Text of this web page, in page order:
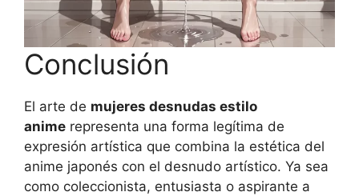
Conclusión
El arte de mujeres desnudas estilo
anime representa una forma legítima de
expresión artística que combina la estética del
anime japonés con el desnudo artístico. Ya sea
como coleccionista, entusiasta o aspirante a